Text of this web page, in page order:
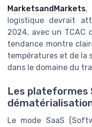
MarketsandMarkets,
logistique devrait
2024, avec un TCAC
tendance montre
températures et de la
dans le domaine du
Les plateformes
Le mode SaaS